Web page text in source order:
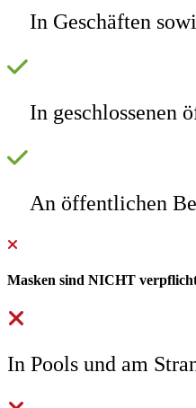
In Geschäften
In geschlossenen
An öffentlichen
Masken sind NICHT
In Pools und am